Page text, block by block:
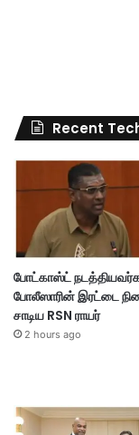
Recent
போட்காஸ்ட்
போலீஸாரின் இரட்டை
சாடிய RSN ராயர்
2 hours ago